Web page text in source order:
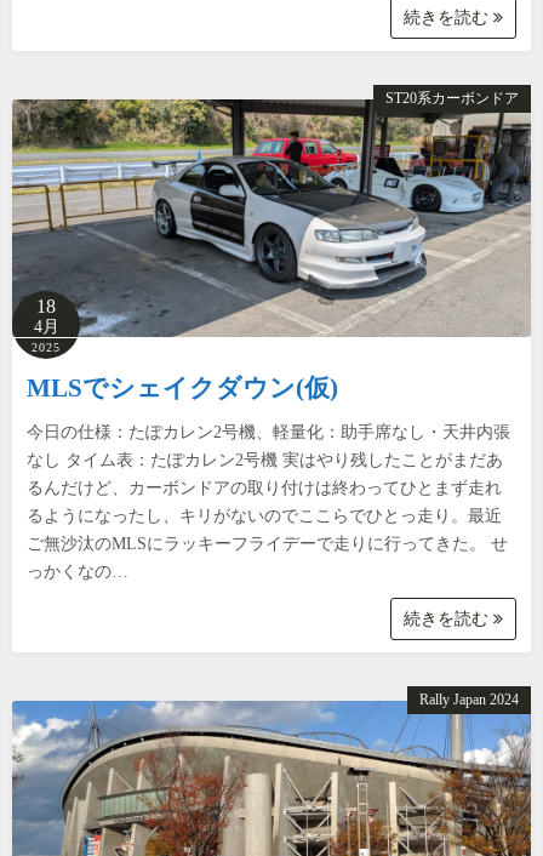
続きを読む
ST20系カーボンドア
18
4月
2025
MLSでシェイクダウン(仮)
今日の仕様：たぽカレン2号機、軽量化：助手席なし・天井内張
なし タイム表：たぽカレン2号機 実はやり残したことがまだあ
るんだけど、カーボンドアの取り付けは終わってひとまず走れ
るようになったし、キリがないのでここらでひとっ走り。最近
ご無沙汰のMLSにラッキーフライデーで走りに行ってきた。 せ
っかくなの…
続きを読む
Rally Japan 2024